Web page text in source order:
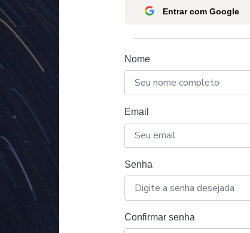
Entrar com Google
Nome
Email
Senha
Confirmar senha